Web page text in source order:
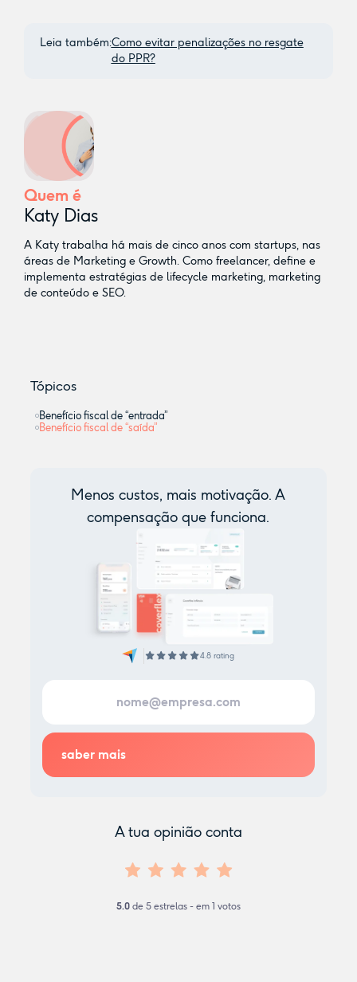
Leia também:Como evitar penalizações no resgate
do PPR?
Quem é
Katy Dias
A Katy trabalha há mais de cinco anos com startups, nas
áreas de Marketing e Growth. Como freelancer, define e
implementa estratégias de lifecycle marketing, marketing
de conteúdo e SEO.
Tópicos
Benefício fiscal de “entrada”
Benefício fiscal de “saída”
Menos custos, mais motivação. A
compensação que funciona.
4.8 rating
A tua opinião conta
5.0de 5estrelas - em 1 votos